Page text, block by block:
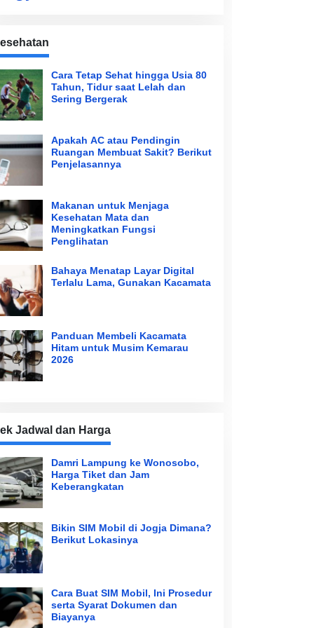
Cara Tetap Sehat hingga Usia 80
Tahun, Tidur saat Lelah dan
Sering Bergerak
Apakah AC atau Pendingin
Ruangan Membuat Sakit? Berikut
Penjelasannya
Makanan untuk Menjaga
Kesehatan Mata dan
Meningkatkan Fungsi
Penglihatan
Bahaya Menatap Layar Digital
Terlalu Lama, Gunakan Kacamata
Panduan Membeli Kacamata
Hitam untuk Musim Kemarau
2026
Jadwal dan Harga
Damri Lampung ke Wonosobo,
Harga Tiket dan Jam
Keberangkatan
Bikin SIM Mobil di Jogja Dimana?
Berikut Lokasinya
Cara Buat SIM Mobil, Ini Prosedur
serta Syarat Dokumen dan
Biayanya